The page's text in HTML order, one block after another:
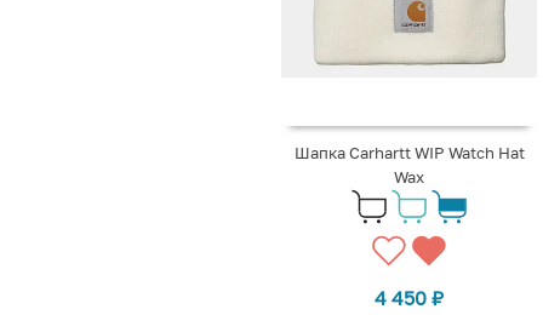
Шапка Carhartt WIP Watch Hat
Wax
4 450 ₽